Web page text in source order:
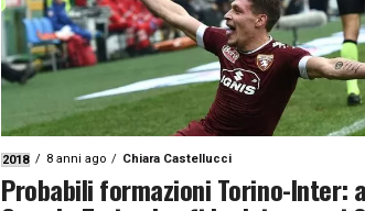
2018 8 anni ago Chiara Castellucci
Probabili formazioni Torino-Inter: